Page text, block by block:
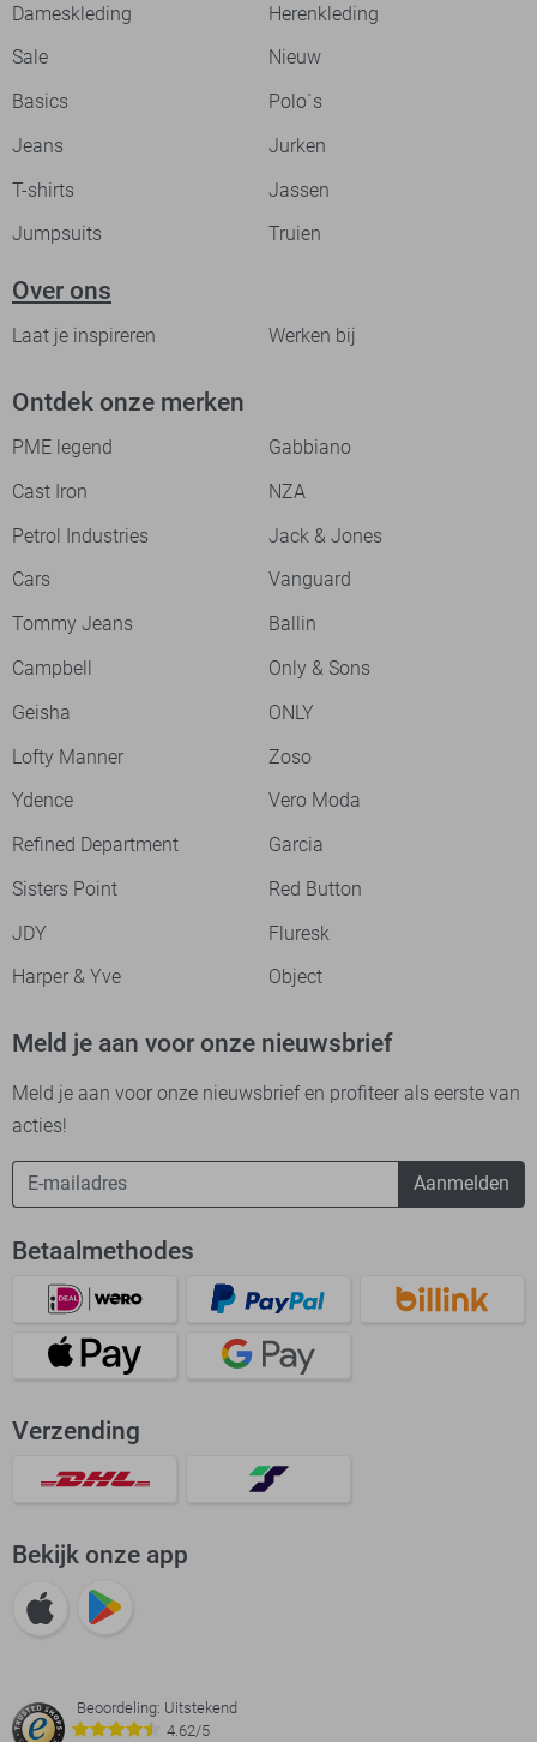
Dameskleding
Herenkleding
Sale
Nieuw
Basics
Polo`s
Jeans
Jurken
T-shirts
Jassen
Jumpsuits
Truien
Over ons
Laat je inspireren Werken bij
Ontdek onze merken
PME legend
Gabbiano
Cast Iron
NZA
Petrol Industries
Jack & Jones
Cars
Vanguard
Tommy Jeans
Ballin
Campbell
Only & Sons
Geisha
ONLY
Lofty Manner
Zoso
Ydence
Vero Moda
Refined Department
Garcia
Sisters Point
Red Button
JDY
Fluresk
Harper & Yve
Object
Meld je aan voor onze nieuwsbrief
Meld je aan voor onze nieuwsbrief en profiteer als eerste van
acties!
Aanmelden
Betaalmethodes
Verzending
Bekijk onze app
Beoordeling: Uitstekend
4.62/5